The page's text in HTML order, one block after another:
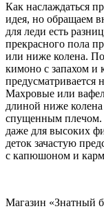
Как наслаждаться
идея, но обращаем
для леди есть
прекрасного пола
или ниже колена.
кимоно с запахом
предусматривается
Махровые или
длиной ниже
спущенным плечом.
даже для высоких
деток зачастую
с капюшоном и
Магазин «Знатный